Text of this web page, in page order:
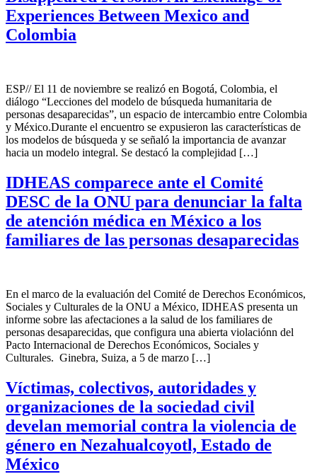
Experiences Between Mexico and
Colombia
ESP// El 11 de noviembre se realizó en Bogotá, Colombia, el
diálogo “Lecciones del modelo de búsqueda humanitaria de
personas desaparecidas”, un espacio de intercambio entre Colombia
y México.Durante el encuentro se expusieron las características de
los modelos de búsqueda y se señaló la importancia de avanzar
hacia un modelo integral. Se destacó la complejidad […]
IDHEAS comparece ante el Comité
DESC de la ONU para denunciar la falta
de atención médica en México a los
familiares de las personas desaparecidas
En el marco de la evaluación del Comité de Derechos Económicos,
Sociales y Culturales de la ONU a México, IDHEAS presenta un
informe sobre las afectaciones a la salud de los familiares de
personas desaparecidas, que configura una abierta violaciónn del
Pacto Internacional de Derechos Económicos, Sociales y
Culturales. Ginebra, Suiza, a 5 de marzo […]
Víctimas, colectivos, autoridades y
organizaciones de la sociedad civil
develan memorial contra la violencia de
género en Nezahualcoyotl, Estado de
México